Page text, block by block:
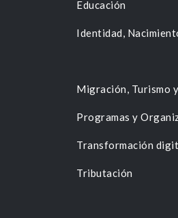
Educación
Identidad,
Migración, Turismo
Programas y
Transformación
Tributación